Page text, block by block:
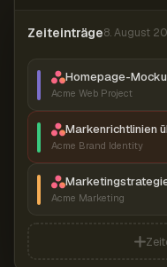
Zeiteinträge8. August
Homepage-
Acme Web Project
Markenrichtlinien
Acme Brand Identity
Acme Marketing